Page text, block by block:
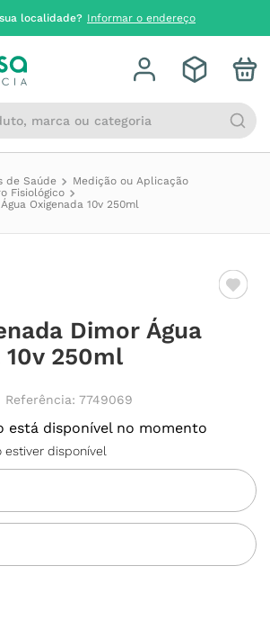
localidade? Informar o endereço
marca ou categoria
de Saúde
Medição ou Aplicação
Fisiológico
Oxigenada 10v 250ml
Dimor Água
10v 250ml
Referência: 7749069
está disponível no momento
estiver disponível